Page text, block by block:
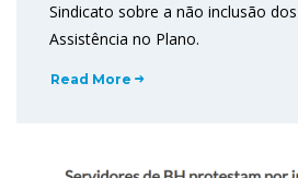
Sindicato sobre a não inclusão
Assistência no Plano.
Read More